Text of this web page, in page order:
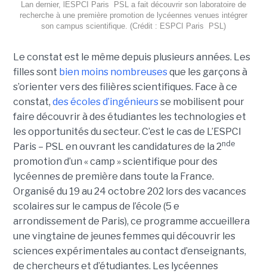
Lan dernier, lESPCI Paris  PSL a fait découvrir son laboratoire de
recherche à une première promotion de lycéennes venues intégrer
son campus scientifique. (Crédit : ESPCI Paris  PSL)
Le constat est le même depuis plusieurs années. Les
filles sont bien moins nombreusesque les garçons à
s’orienter vers des filières scientifiques. Face à ce
constat, des écoles d’ingénieursse mobilisent pour
faire découvrir à des étudiantes les technologies et
les opportunités du secteur. C’est le cas de L’ESPCI
Paris – PSL en ouvrant les candidatures de la 2nde
promotion d’un « camp » scientifique pour des
lycéennes de première dans toute la France.
Organisé du 19 au 24 octobre 202 lors des vacances
scolaires sur le campus de l’école (5 e
arrondissement de Paris), ce programme accueillera
une vingtaine de jeunes femmes qui découvrir les
sciences expérimentales au contact d’enseignants,
de chercheurs et d’étudiantes. Les lycéennes